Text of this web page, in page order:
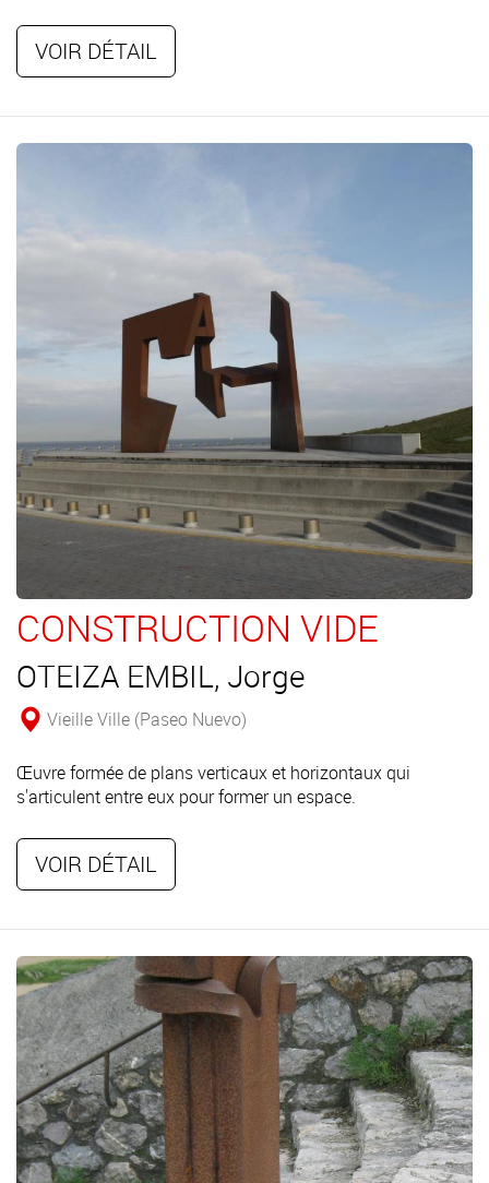
VOIR DÉTAIL
CONSTRUCTION VIDE
OTEIZA EMBIL, Jorge
Vieille Ville (Paseo Nuevo)
Œuvre formée de plans verticaux et horizontaux qui
s'articulent entre eux pour former un espace.
VOIR DÉTAIL